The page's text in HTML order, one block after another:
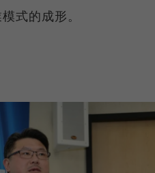
式的成形。